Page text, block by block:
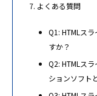
よくある質問
Q1: HTMLス
すか？
Q2: HTMLス
ションソフト